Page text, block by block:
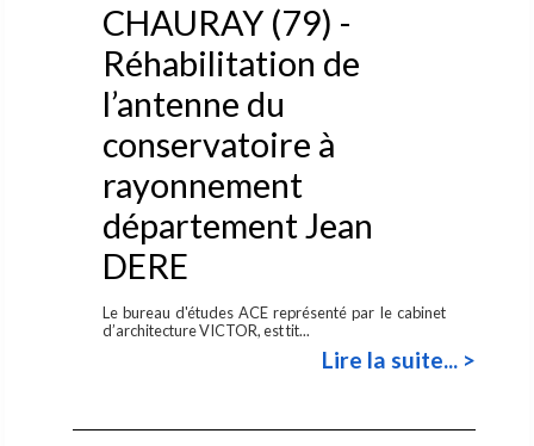
CHAURAY (79) -
Réhabilitation de
l’antenne du
conservatoire à
rayonnement
département Jean
DERE
Le bureau d'études ACE représenté par le cabinet
d’architecture VICTOR, est tit...
Lire la suite... >